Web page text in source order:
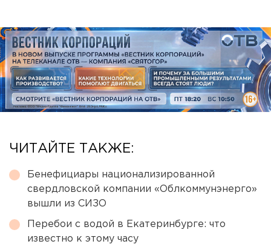
ЧИТАЙТЕ ТАКЖЕ:
Бенефициары национализированной
свердловской компании «Облкоммунэнерго»
вышли из СИЗО
Перебои с водой в Екатеринбурге: что
известно к этому часу